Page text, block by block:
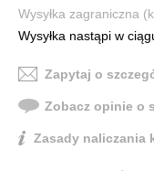
Wysyłka zagraniczna
Wysyłka nastąpi w
Zapytaj o
Zobacz opinie o
Zasady naliczania